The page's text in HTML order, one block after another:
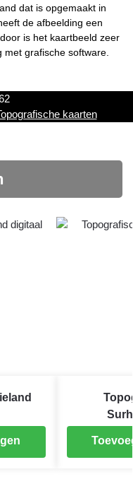
dat is opgemaakt in
de afbeelding een
is het kaartbeeld zeer
met grafische software.
kaarten